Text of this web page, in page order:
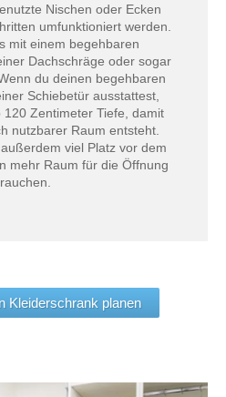
Nischen oder Ecken
umfunktioniert werden.
mit einem begehbaren
Dachschräge oder sogar
du deinen begehbaren
Schiebetür ausstattest,
Zentimeter Tiefe, damit
nutzbarer Raum entsteht.
viel Platz vor dem
mehr Raum für die Öffnung
Kleiderschrank planen